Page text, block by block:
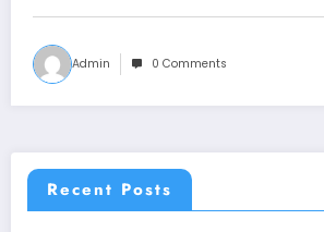
Admin 0 Comments
Recent Posts